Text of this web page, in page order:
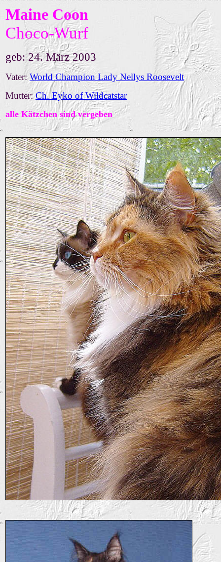
Maine Coon
Choco-Wurf
geb: 24. März2003
Vater:World Champion Lady Nellys Roosevelt
Mutter:Ch. Eyko of Wildcatstar
alle Kätzchen sind vergeben